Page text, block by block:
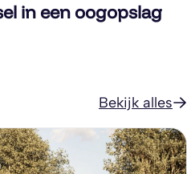
in een oogopslag
Bekijk alles